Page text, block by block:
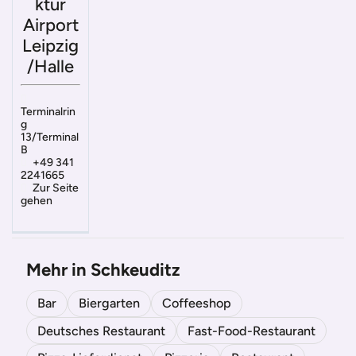
Airport
Leipzig
/Halle
Terminalrin
g
13/Terminal
B
+49 341
2241665
Zur Seite
gehen
Mehr in Schkeuditz
Bar Biergarten
Coffeeshop
Deutsches Restaurant
Fast-Food-Restaurant